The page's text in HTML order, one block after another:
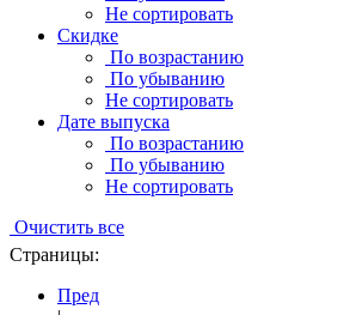
Не сортировать
Скидке
По возрастанию
По убыванию
Не сортировать
Дате выпуска
По возрастанию
По убыванию
Не сортировать
Очистить все
Страницы:
Пред